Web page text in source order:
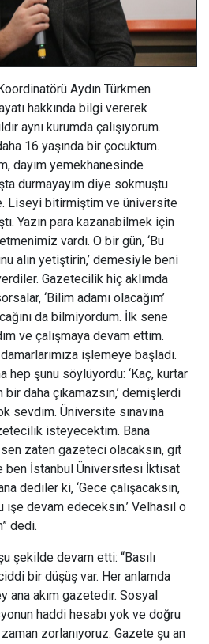
Aydın Türkmen
hakkında bilgi vererek
aynı kurumda çalışıyorum.
16 yaşında bir çocuktum.
dayım yemekhanesinde
durmayayım diye sokmuştu
Liseyi bitirmiştim ve üniversite
Yazın para kazanabilmek için
vardı. O bir gün, ‘Bu
alın yetiştirin,’ demesiyle beni
Gazetecilik hiç aklımda
‘Bilim adamı olacağım’
da bilmiyordum. İlk sene
ve çalışmaya devam ettim.
işlemeye başladı.
hep şunu söylüyordu: ‘Kaç, kurtar
daha çıkamazsın,’ demişlerdi
sevdim. Üniversite sınavına
isteyecektim. Bana
zaten gazeteci olacaksın, git
ben İstanbul Üniversitesi İktisat
dediler ki, ‘Gece çalışacaksın,
işe devam edeceksin.’ Velhasıl o
dedi.
şekilde devam etti: “Basılı
bir düşüş var. Her anlamda
akım gazetedir. Sosyal
haddi hesabı yok ve doğru
zorlanıyoruz. Gazete şu an